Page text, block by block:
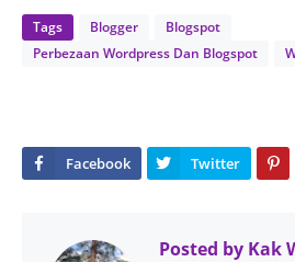
Tags Blogger
Blogspot
Perbezaan Wordpress Dan Blogspot
Posted by Kak